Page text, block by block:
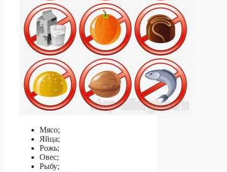
Мясо;
Яйца;
Рожь;
Овес;
Рыбу;